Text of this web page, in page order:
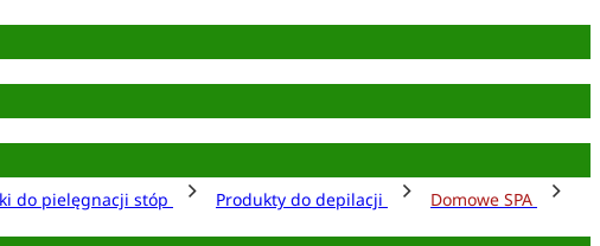
do pielęgnacji stóp Produkty do depilacji
Domowe SPA